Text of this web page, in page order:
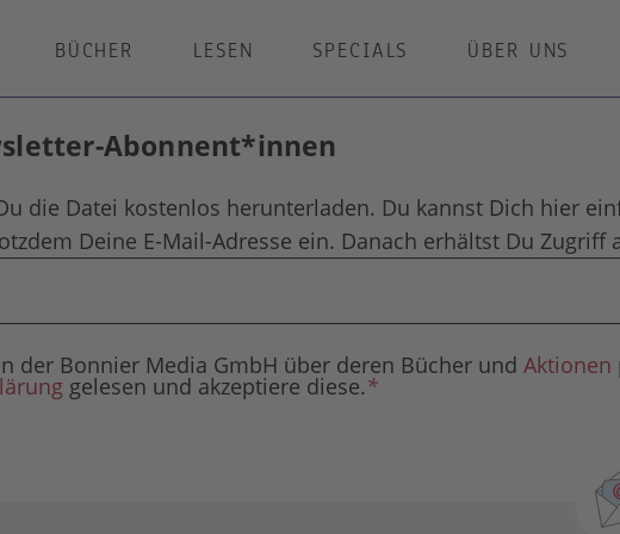
BÜCHER LESEN SPECIALS ÜBER UNS
Abonnent*innen
die Datei kostenlos herunterladen. Du kannst Dich hier
Deine E-Mail-Adresse ein. Danach erhältst Du Zugriff
der Bonnier Media GmbH über deren Bücher und Aktionen
gelesen und akzeptiere diese.*